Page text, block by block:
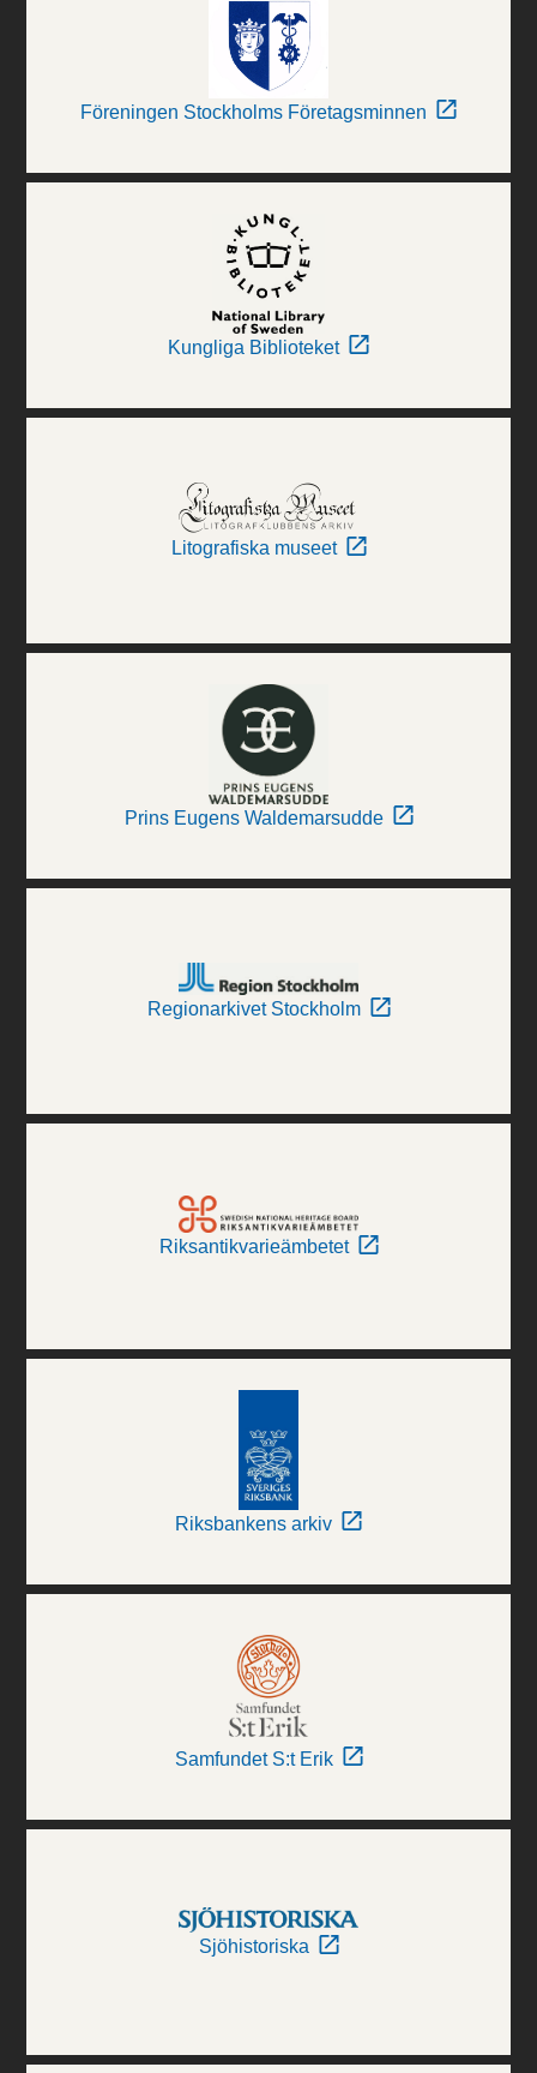
Föreningen Stockholms Företagsminnen
Kungliga Biblioteket
Litografiska museet
Prins Eugens Waldemarsudde
Regionarkivet Stockholm
Riksantikvarieämbetet
Riksbankens arkiv
Samfundet S:t Erik
Sjöhistoriska